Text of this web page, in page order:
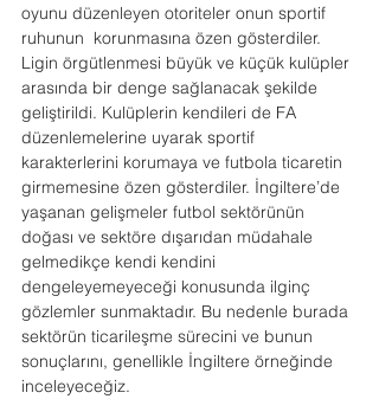
oyunu düzenleyen otoriteler onun sportif
ruhunun  korunmasına özen gösterdiler.
Ligin örgütlenmesi büyük ve küçük kulüpler
arasında bir denge sağlanacak şekilde
geliştirildi. Kulüplerin kendileri de FA
düzenlemelerine uyarak sportif
karakterlerini korumaya ve futbola ticaretin
girmemesine özen gösterdiler. İngiltere’de
yaşanan gelişmeler futbol sektörünün
doğası ve sektöre dışarıdan müdahale
gelmedikçe kendi kendini
dengeleyemeyeceği konusunda ilginç
gözlemler sunmaktadır. Bu nedenle burada
sektörün ticarileşme sürecini ve bunun
sonuçlarını, genellikle İngiltere örneğinde
inceleyeceğiz.